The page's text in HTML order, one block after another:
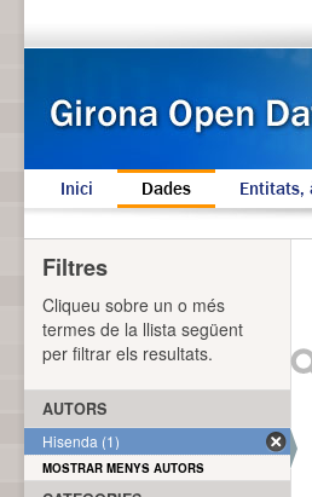
Inici Dades Entitats,
Filtres
Cliqueu sobre un o més
termes de la llista següent
per filtrar els resultats.
AUTORS
Hisenda (1)
MOSTRAR MENYS AUTORS